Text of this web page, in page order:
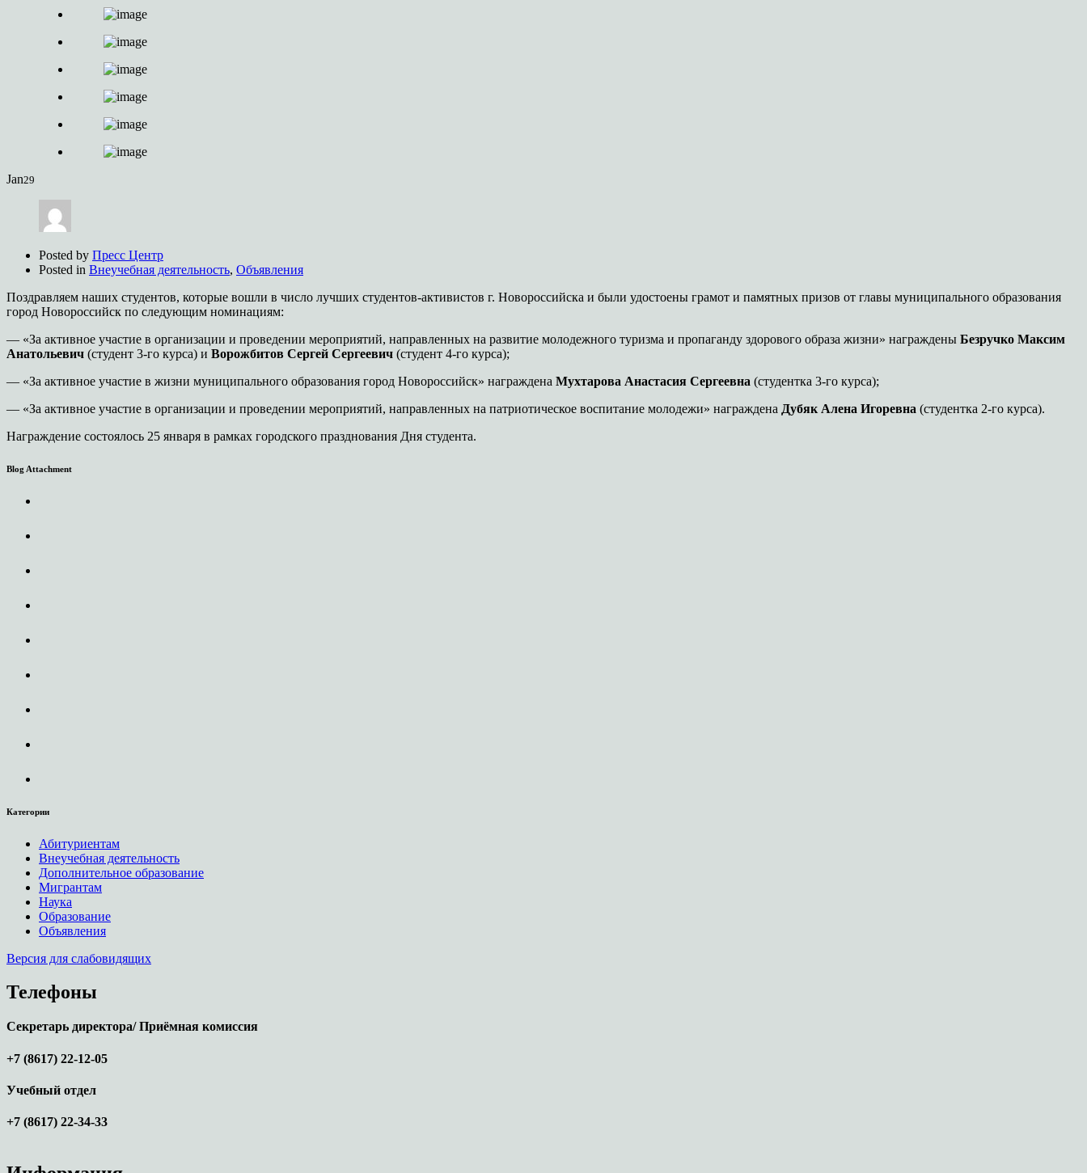
Jan29
Posted by Пресс Центр
Posted in Внеучебная деятельность, Объявления
Поздравляем наших студентов, которые вошли в число лучших студентов-активистов г. Новороссийска и были удостоены грамот и памятных призов от главы муниципального образования
город Новороссийск по следующим номинациям:
— «За активное участие в организации и проведении мероприятий, направленных на развитие молодежного туризма и пропаганду здорового образа жизни» награждены Безручко Максим
Анатольевич (студент 3-го курса) и Ворожбитов Сергей Сергеевич (студент 4-го курса);
— «За активное участие в жизни муниципального образования город Новороссийск» награждена Мухтарова Анастасия Сергеевна (студентка 3-го курса);
— «За активное участие в организации и проведении мероприятий, направленных на патриотическое воспитание молодежи» награждена Дубяк Алена Игоревна (студентка 2-го курса).
Награждение состоялось 25 января в рамках городского празднования Дня студента.
Blog Attachment
Категории
Абитуриентам
Внеучебная деятельность
Дополнительное образование
Мигрантам
Наука
Образование
Объявления
Версия для слабовидящих
Телефоны
Секретарь директора/ Приёмная комиссия
+7 (8617) 22-12-05
Учебный отдел
+7 (8617) 22-34-33